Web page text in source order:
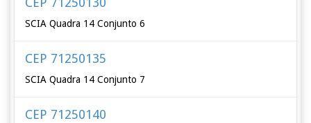
SCIA Quadra 14 Conjunto 6
CEP 71250135
SCIA Quadra 14 Conjunto 7
CEP 71250140